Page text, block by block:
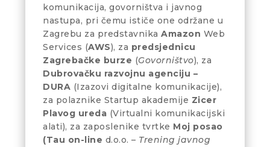
komunikacija, govorništva i javnog
nastupa, pri čemu ističe one održane u
Zagrebu za predstavnika Amazon Web
Services (AWS), za predsjednicu
Zagrebačke burze (Govorništvo), za
Dubrovačku razvojnu agenciju –
DURA (Izazovi digitalne komunikacije),
za polaznike Startup akademije Zicer
Plavog ureda (Virtualni komunikacijski
alati), za zaposlenike tvrtke Moj posao
(Tau on-line d.o.o. – Trening javnog